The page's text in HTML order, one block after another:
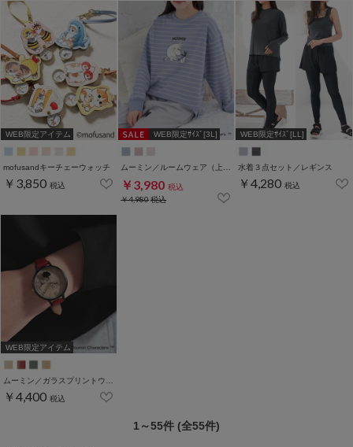
WEB限定アイテム
mofusandキーチェーウォッチ
￥3,850 税込
WEB限定ｻｲｽﾞ[3L]
￥3,980 税込
￥4,980税込
WEB限定ｻｲｽﾞ[LL]
水着３点セット／レギンス
￥4,280 税込
WEB限定アイテム
ムーミン／ガラスプリントウォッチ
￥4,400 税込
1～55件 (全55件)